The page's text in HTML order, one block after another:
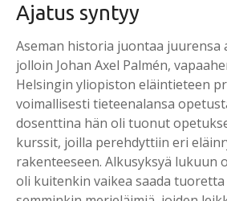
Aja­tus syn­tyy
Aseman historia juontaa juurensa
jolloin Johan Axel Palmén,
Helsingin yliopiston eläintieteen
voimallisesti tieteenalansa
dosenttina hän oli tuonut
kurssit, joilla perehdyttiin eri
rakenteeseen. Alkusyksyä lukuun
oli kuitenkin vaikea saada